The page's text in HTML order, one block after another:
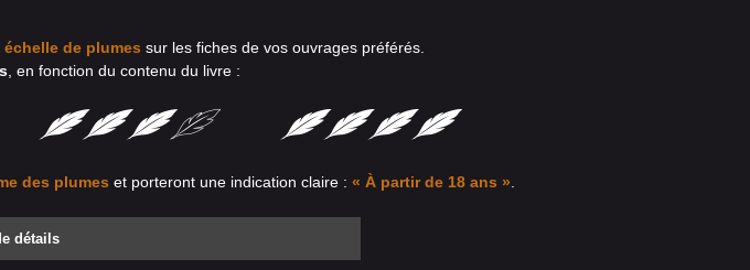
de plumes sur les fiches de vos ouvrages préférés.
, en fonction du contenu du livre :
des plumes et porteront une indication claire : « À partir de 18 ans »
détails